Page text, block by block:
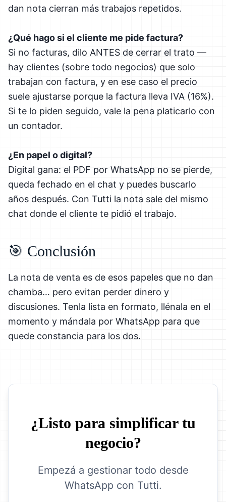
dan nota cierran más trabajos repetidos.
¿Qué hago si el cliente me pide factura?
Si no facturas, dilo ANTES de cerrar el trato —
hay clientes (sobre todo negocios) que solo
trabajan con factura, y en ese caso el precio
suele ajustarse porque la factura lleva IVA (16%).
Si te lo piden seguido, vale la pena platicarlo con
un contador.
¿En papel o digital?
Digital gana: el PDF por WhatsApp no se pierde,
queda fechado en el chat y puedes buscarlo
años después. Con Tutti la nota sale del mismo
chat donde el cliente te pidió el trabajo.
🎯 Conclusión
La nota de venta es de esos papeles que no dan
chamba… pero evitan perder dinero y
discusiones. Tenla lista en formato, llénala en el
momento y mándala por WhatsApp para que
quede constancia para los dos.
¿Listo para simplificar tu
negocio?
Empezá a gestionar todo desde
WhatsApp con Tutti.